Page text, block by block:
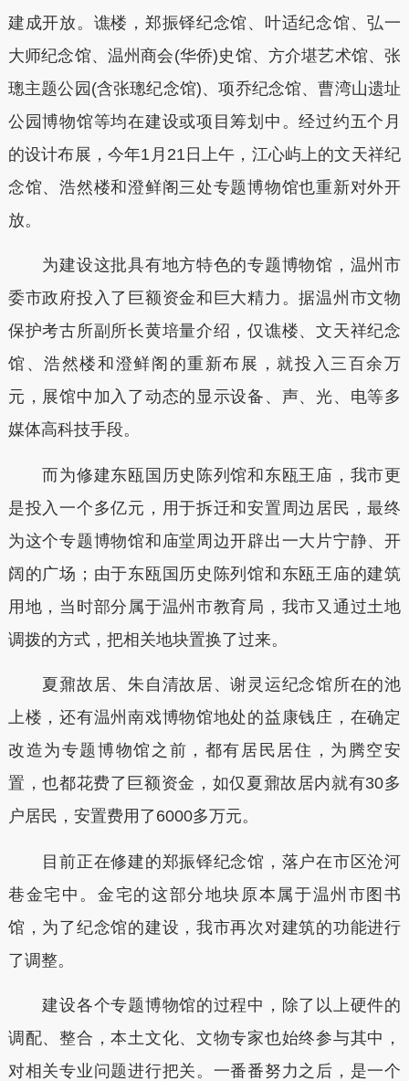
建成开放。谯楼，郑振铎纪念馆、叶适纪念馆、弘一
大师纪念馆、温州商会(华侨)史馆、方介堪艺术馆、张
璁主题公园(含张璁纪念馆)、项乔纪念馆、曹湾山遗址
公园博物馆等均在建设或项目筹划中。经过约五个月
的设计布展，今年1月21日上午，江心屿上的文天祥纪
念馆、浩然楼和澄鲜阁三处专题博物馆也重新对外开
放。
为建设这批具有地方特色的专题博物馆，温州市
委市政府投入了巨额资金和巨大精力。据温州市文物
保护考古所副所长黄培量介绍，仅谯楼、文天祥纪念
馆、浩然楼和澄鲜阁的重新布展，就投入三百余万
元，展馆中加入了动态的显示设备、声、光、电等多
媒体高科技手段。
而为修建东瓯国历史陈列馆和东瓯王庙，我市更
是投入一个多亿元，用于拆迁和安置周边居民，最终
为这个专题博物馆和庙堂周边开辟出一大片宁静、开
阔的广场；由于东瓯国历史陈列馆和东瓯王庙的建筑
用地，当时部分属于温州市教育局，我市又通过土地
调拨的方式，把相关地块置换了过来。
夏鼐故居、朱自清故居、谢灵运纪念馆所在的池
上楼，还有温州南戏博物馆地处的益康钱庄，在确定
改造为专题博物馆之前，都有居民居住，为腾空安
置，也都花费了巨额资金，如仅夏鼐故居内就有30多
户居民，安置费用了6000多万元。
目前正在修建的郑振铎纪念馆，落户在市区沧河
巷金宅中。金宅的这部分地块原本属于温州市图书
馆，为了纪念馆的建设，我市再次对建筑的功能进行
了调整。
建设各个专题博物馆的过程中，除了以上硬件的
调配、整合，本土文化、文物专家也始终参与其中，
对相关专业问题进行把关。一番番努力之后，是一个